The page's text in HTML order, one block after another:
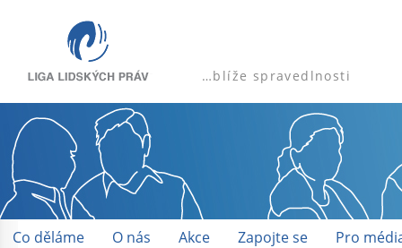
…blíže spravedlnosti
Co děláme O nás Akce Zapojte se Pro